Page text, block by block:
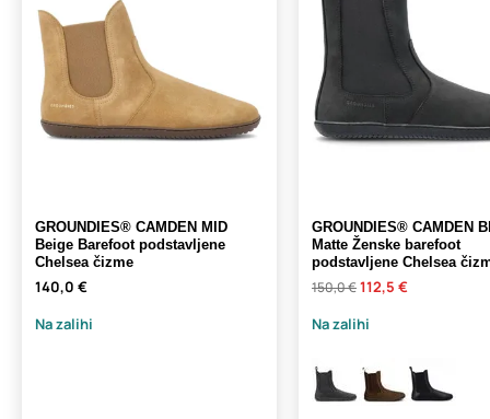
GROUNDIES® CAMDEN MID
Beige Barefoot podstavljene
Chelsea čizme
140,0 €
Na zalihi
GROUNDIES® CAMDEN
Matte Ženske barefoot
podstavljene Chelsea
150,0 €112,5 €
Na zalihi